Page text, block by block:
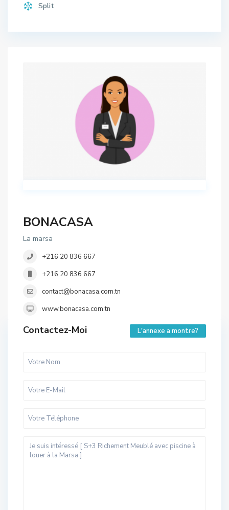
Split
BONACASA
La marsa
+216 20 836 667
+216 20 836 667
contact@bonacasa.com.tn
www.bonacasa.com.tn
Contactez-Moi L'annexe a montre?